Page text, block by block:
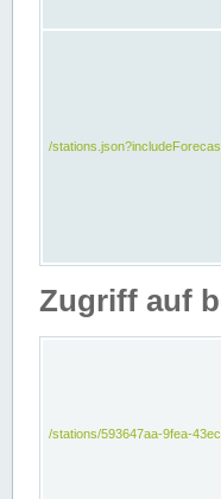
/
Zugriff auf
/stations/593647aa-9fea-